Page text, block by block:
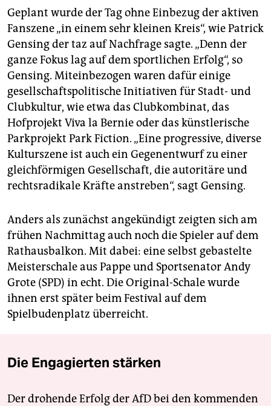
Geplant wurde der Tag ohne Einbezug der aktiven
Fanszene „in einem sehr kleinen Kreis“, wie Patrick
Gensing der taz auf Nachfrage sagte. „Denn der
ganze Fokus lag auf dem sportlichen Erfolg“, so
Gensing. Miteinbezogen waren dafür einige
gesellschaftspolitische Initiativen für Stadt- und
Clubkultur, wie etwa das Clubkombinat, das
Hofprojekt Viva la Bernie oder das künstlerische
Parkprojekt Park Fiction. „Eine progressive, diverse
Kulturszene ist auch ein Gegenentwurf zu einer
gleichförmigen Gesellschaft, die autoritäre und
rechtsradikale Kräfte anstreben“, sagt Gensing.
Anders als zunächst angekündigt zeigten sich am
frühen Nachmittag auch noch die Spieler auf dem
Rathausbalkon. Mit dabei: eine selbst gebastelte
Meisterschale aus Pappe und Sportsenator Andy
Grote (SPD) in echt. Die Original-Schale wurde
ihnen erst später beim Festival auf dem
Spielbudenplatz überreicht.
Die Engagierten stärken
Der drohende Erfolg der AfD bei den kommenden